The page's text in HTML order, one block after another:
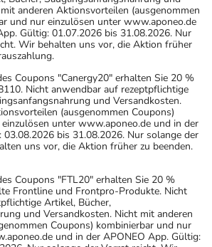
anderen Aktionsvorteilen (ausgenommen
und nur einzulösen unter www.aponeo.de
Gültig: 01.07.2026 bis 31.08.2026. Nur
Wir behalten uns vor, die Aktion früher
Coupons "Canergy20" erhalten Sie 20 %
Nicht anwendbar auf rezeptpflichtige
und Versandkosten.
(ausgenommen Coupons)
unter www.aponeo.de und in der
bis 31.08.2026. Nur solange der
uns vor, die Aktion früher zu beenden.
Coupons "FTL20" erhalten Sie 20 %
Frontline und Frontpro-Produkte. Nicht
Artikel, Bücher,
und Versandkosten. Nicht mit anderen
Coupons) kombinierbar und nur
und in der APONEO App. Gültig: